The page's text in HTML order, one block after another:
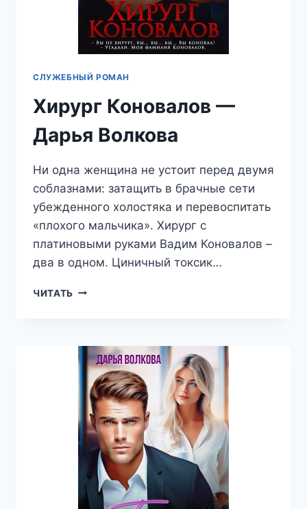
СЛУЖЕБНЫЙ РОМАН
Хирург Коновалов —
Дарья Волкова
Ни одна женщина не устоит перед двумя
соблазнами: затащить в брачные сети
убежденного холостяка и перевоспитать
«плохого мальчика». Хирург с
платиновыми руками Вадим Коновалов –
два в одном. Циничный токсик…
ЧИТАТЬ ХИРУРГ
ВОЛКОВА